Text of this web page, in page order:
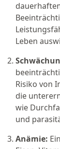
Leben
Risiko von
die
wie
und
Anämie: